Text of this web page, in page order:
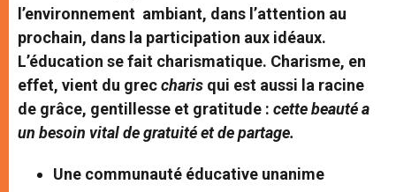
l’environnement ambiant, dans l’attention au
prochain, dans la participation aux idéaux.
L’éducation se fait charismatique. Charisme, en
effet, vient du greccharis qui est aussi la racine
de grâce, gentillesse et gratitude : cette beauté a
un besoin vital de gratuité et de partage.
Une communauté éducative unanime